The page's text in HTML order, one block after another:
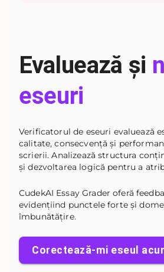
Evaluează și
eseuri
Verificatorul de eseuri evaluează
calitate, consecvență și
scrierii. Analizează structura
și dezvoltarea logică pentru a
CudekAI Essay Grader oferă
evidențiind punctele forte și
îmbunătățire.
Corectează-mi eseul